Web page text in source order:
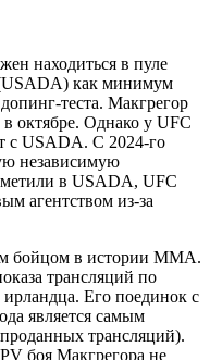
находиться в пуле
как минимум
теста. Макгрегор
в октябре. Однако у UFC
с USADA. C 2024-го
независимую
в USADA, UFC
агентством из-за
бойцом в истории ММА.
трансляций по
ирландца. Его поединок с
является самым
трансляций).
боя Макгрегора не